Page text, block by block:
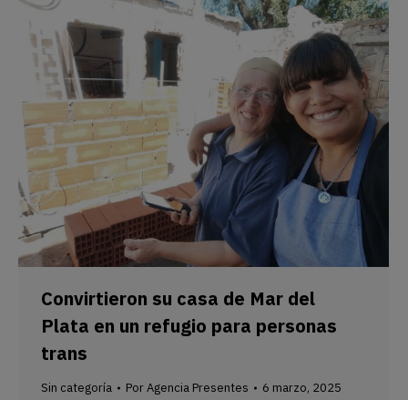
Convirtieron su casa de Mar del
Plata en un refugio para personas
trans
Sin categoría PorAgencia Presentes 6 marzo, 2025